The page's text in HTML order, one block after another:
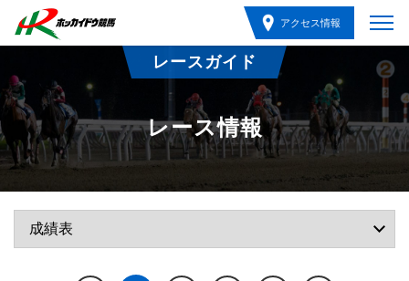
アクセス情報
レースガイド
レース情報